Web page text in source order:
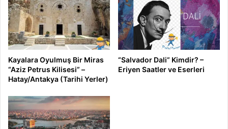
Kayalara Oyulmuş Bir Miras
“Aziz Petrus Kilisesi” –
Hatay/Antakya (Tarihi Yerler)
“Salvador Dali” Kimdir? –
Eriyen Saatler ve Eserleri